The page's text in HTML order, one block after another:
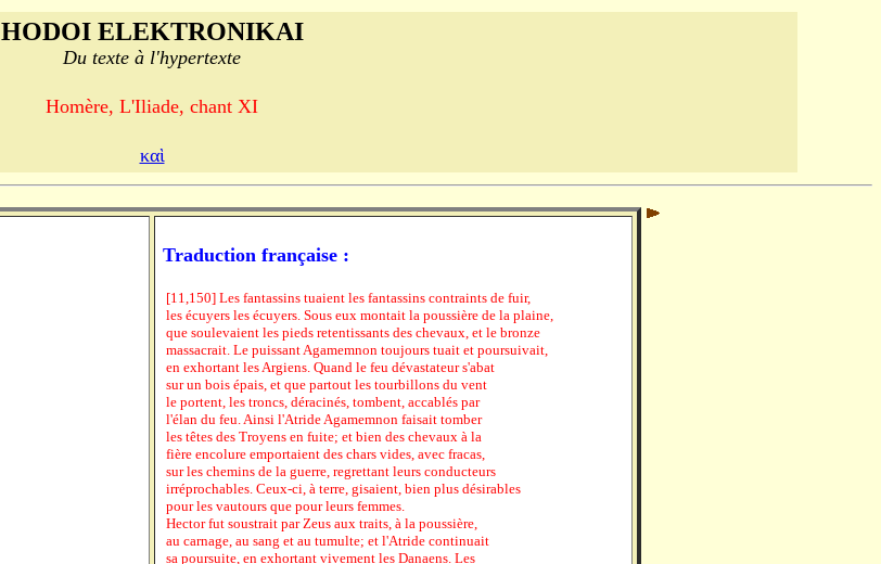
HODOI ELEKTRONIKAI
Du texte à l'hypertexte
Homère, L'Iliade, chant XI
καὶ
Traduction française :
[11,150] Les fantassins tuaient les fantassins contraints de fuir,
les écuyers les écuyers. Sous eux montait la poussière de la plaine,
que soulevaient les pieds retentissants des chevaux, et le bronze
massacrait. Le puissant Agamemnon toujours tuait et poursuivait,
en exhortant les Argiens. Quand le feu dévastateur s'abat
sur un bois épais, et que partout les tourbillons du vent
le portent, les troncs, déracinés, tombent, accablés par
l'élan du feu. Ainsi l'Atride Agamemnon faisait tomber
les têtes des Troyens en fuite; et bien des chevaux à la
fière encolure emportaient des chars vides, avec fracas,
sur les chemins de la guerre, regrettant leurs conducteurs
irréprochables. Ceux-ci, à terre, gisaient, bien plus désirables
pour les vautours que pour leurs femmes.
Hector fut soustrait par Zeus aux traits, à la poussière,
au carnage, au sang et au tumulte; et l'Atride continuait
sa poursuite, en exhortant vivement les Danaens. Les